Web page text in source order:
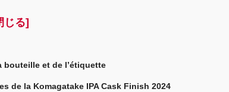
bouteille et de l’étiquette
de la Komagatake IPA Cask Finish 2024